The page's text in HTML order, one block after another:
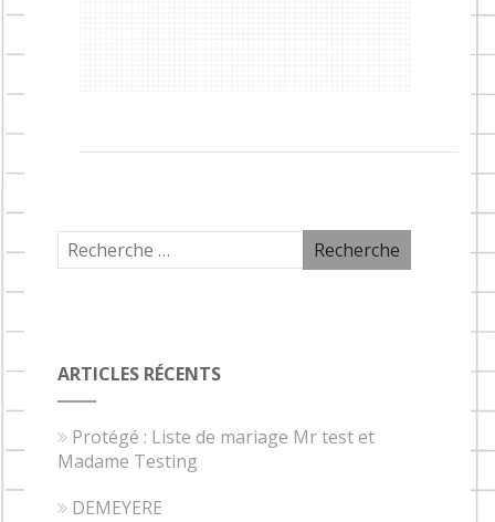
ARTICLES RÉCENTS
Protégé : Liste de mariage Mr test et
Madame Testing
DEMEYERE